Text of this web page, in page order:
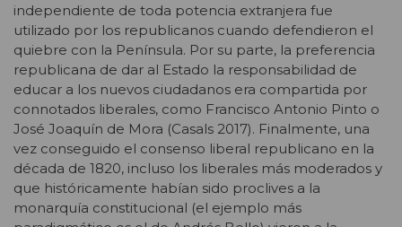
independiente de toda potencia extranjera fue
utilizado por los republicanos cuando defendieron el
quiebre con la Península. Por su parte, la preferencia
republicana de dar al Estado la responsabilidad de
educar a los nuevos ciudadanos era compartida por
connotados liberales, como Francisco Antonio Pinto o
José Joaquín de Mora (Casals 2017). Finalmente, una
vez conseguido el consenso liberal republicano en la
década de 1820, incluso los liberales más moderados y
que históricamente habían sido proclives a la
monarquía constitucional (el ejemplo más